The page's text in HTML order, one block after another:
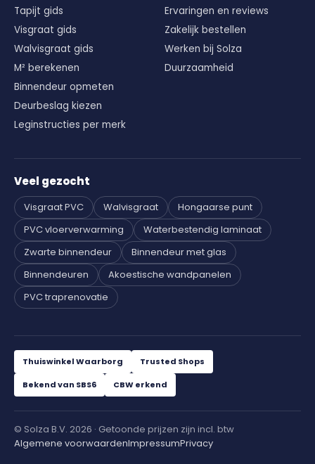
Tapijt gids
Visgraat gids
Walvisgraat gids
M² berekenen
Binnendeur opmeten
Deurbeslag kiezen
Leginstructies per merk
Ervaringen en reviews
Zakelijk bestellen
Werken bij Solza
Duurzaamheid
Veel gezocht
Visgraat PVC Walvisgraat
Hongaarse punt
PVC vloerverwarming
Waterbestendig laminaat
Zwarte binnendeur
Binnendeur met glas
Binnendeuren
Akoestische wandpanelen
PVC traprenovatie
Thuiswinkel Waarborg Trusted Shops
Bekend van SBS6 CBW erkend
© Solza B.V. 2026 · Getoonde prijzen zijn incl. btw
Algemene voorwaardenImpressumPrivacy